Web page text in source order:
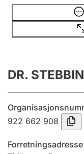
Registrere,
Årsregnskap
Innsending og
Opplysninger er
DR.
922 662 908
Forretningsadresse